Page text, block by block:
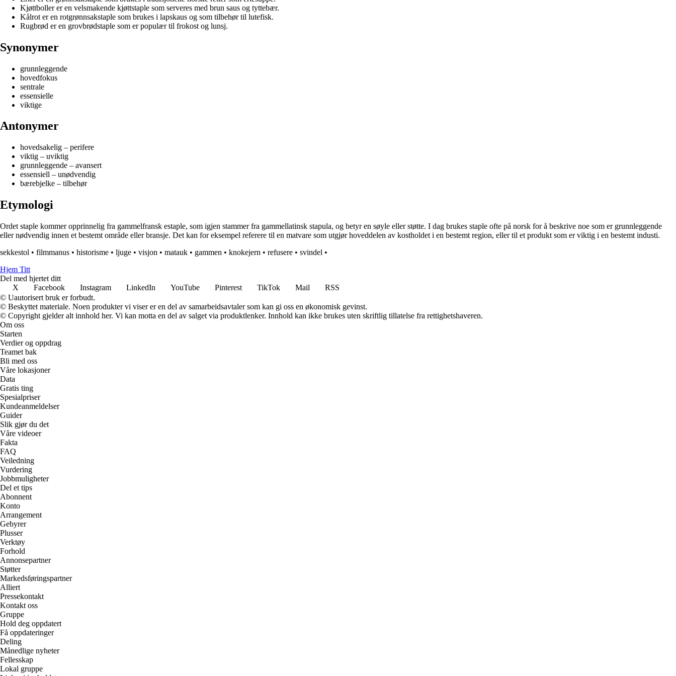
Kjøttboller er en velsmakende kjøttstaple som serveres med brun saus og tyttebær.
Kålrot er en rotgrønnsakstaple som brukes i lapskaus og som tilbehør til lutefisk.
Rugbrød er en grovbrødstaple som er populær til frokost og lunsj.
Synonymer
grunnleggende
hovedfokus
sentrale
essensielle
viktige
Antonymer
hovedsakelig – perifere
viktig – uviktig
grunnleggende – avansert
essensiell – unødvendig
bærebjelke – tilbehør
Etymologi
Ordet staple kommer opprinnelig fra gammelfransk estaple, som igjen stammer fra gammellatinsk stapula, og betyr en søyle eller støtte. I dag brukes staple ofte på norsk for å beskrive noe som er grunnleggende
eller nødvendig innen et bestemt område eller bransje. Det kan for eksempel referere til en matvare som utgjør hoveddelen av kostholdet i en bestemt region, eller til et produkt som er viktig i en bestemt industi.
sekkestol • filmmanus • historisme • ljuge • visjon • matauk • gammen • knokejern • refusere • svindel •
Hjem Titt
Del med hjertet ditt
X
Facebook Instagram LinkedIn YouTube Pinterest TikTok Mail
RSS
© Uautorisert bruk er forbudt.
© Beskyttet materiale. Noen produkter vi viser er en del av samarbeidsavtaler som kan gi oss en økonomisk gevinst.
© Copyright gjelder alt innhold her. Vi kan motta en del av salget via produktlenker. Innhold kan ikke brukes uten skriftlig tillatelse fra rettighetshaveren.
Om oss
Starten
Verdier og oppdrag
Teamet bak
Bli med oss
Våre lokasjoner
Data
Gratis ting
Spesialpriser
Kundeanmeldelser
Guider
Slik gjør du det
Våre videoer
Fakta
FAQ
Veiledning
Vurdering
Jobbmuligheter
Del et tips
Abonnent
Konto
Arrangement
Gebyrer
Plusser
Verktøy
Forhold
Annonsepartner
Støtter
Markedsføringspartner
Alliert
Pressekontakt
Kontakt oss
Gruppe
Hold deg oppdatert
Få oppdateringer
Deling
Månedlige nyheter
Fellesskap
Lokal gruppe